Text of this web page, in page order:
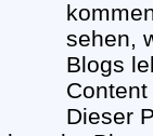
sehen,
Blogs
Dieser